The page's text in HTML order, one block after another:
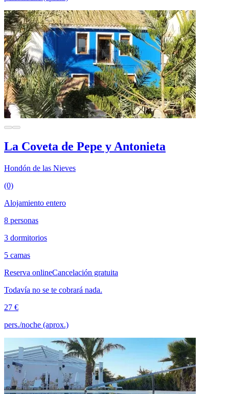
La Coveta de Pepe y Antonieta
Hondón de las Nieves
(0)
Alojamiento entero
8 personas
3 dormitorios
5 camas
Reserva onlineCancelación gratuita
Todavía no se te cobrará nada.
27 €
pers./noche (aprox.)